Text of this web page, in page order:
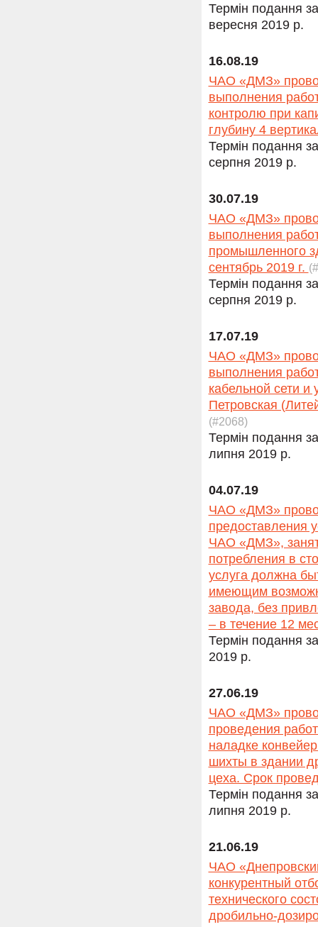
Термін подання
вересня 2019 р.
16.08.19
ЧАО «ДМЗ»
выполнения
контролю при
глубину 4
Термін подання
серпня 2019 р.
30.07.19
ЧАО «ДМЗ»
выполнения
промышленного
сентябрь 2019 г.
Термін подання
серпня 2019 р.
17.07.19
ЧАО «ДМЗ»
выполнения
кабельной сети и
Петровская
(#2068)
Термін подання
липня 2019 р.
04.07.19
ЧАО «ДМЗ»
предоставления
ЧАО «ДМЗ»,
потребления в
услуга должна
имеющим
завода, без
– в течение 12
Термін подання
2019 р.
27.06.19
ЧАО «ДМЗ»
проведения
наладке
шихты в здании
цеха. Срок
Термін подання
липня 2019 р.
21.06.19
ЧАО
конкурентный
технического
дробильно-